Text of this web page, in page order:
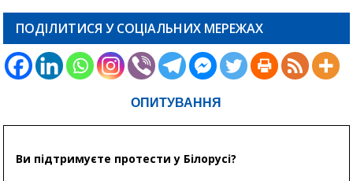
ПОДІЛИТИСЯ У СОЦІАЛЬНИХ МЕРЕЖАХ
ОПИТУВАННЯ
Ви підтримуєте протести у Білорусі?